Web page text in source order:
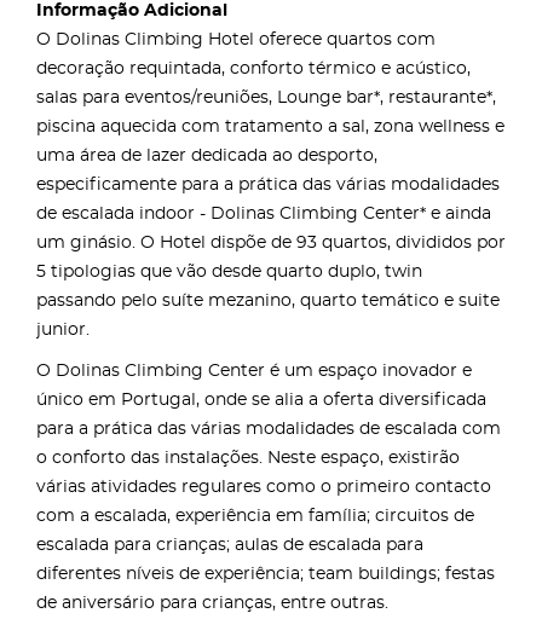
Informação Adicional
O Dolinas Climbing Hotel oferece quartos com
decoração requintada, conforto térmico e acústico,
salas para eventos/reuniões, Lounge bar*, restaurante*,
piscina aquecida com tratamento a sal, zona wellness e
uma área de lazer dedicada ao desporto,
especificamente para a prática das várias modalidades
de escalada indoor - Dolinas Climbing Center* e ainda
um ginásio. O Hotel dispõe de 93 quartos, divididos por
5 tipologias que vão desde quarto duplo, twin
passando pelo suíte mezanino, quarto temático e suite
junior.
O Dolinas Climbing Center é um espaço inovador e
único em Portugal, onde se alia a oferta diversificada
para a prática das várias modalidades de escalada com
o conforto das instalações. Neste espaço, existirão
várias atividades regulares como o primeiro contacto
com a escalada, experiência em família; circuitos de
escalada para crianças; aulas de escalada para
diferentes níveis de experiência; team buildings; festas
de aniversário para crianças, entre outras.